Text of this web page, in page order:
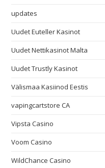
updates
Uudet Euteller Kasinot
Uudet Nettikasinot Malta
Uudet Trustly Kasinot
Välismaa Kasiinod Eestis
vapingcartstore CA
Vipsta Casino
Voom Casino
WildChance Casino